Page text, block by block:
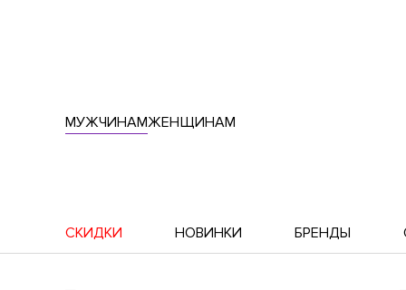
МУЖЧИНАМЖЕНЩИНАМ
СКИДКИ НОВИНКИ БРЕНДЫ